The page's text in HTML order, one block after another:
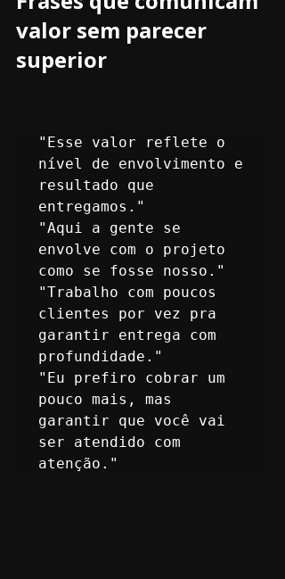
valor sem parecer
superior
"Esse valor reflete o
nível de envolvimento e
resultado que
entregamos."
"Aqui a gente se
envolve com o projeto
como se fosse nosso."
"Trabalho com poucos
clientes por vez pra
garantir entrega com
profundidade."
"Eu prefiro cobrar um
pouco mais, mas
garantir que você vai
ser atendido com
atenção."